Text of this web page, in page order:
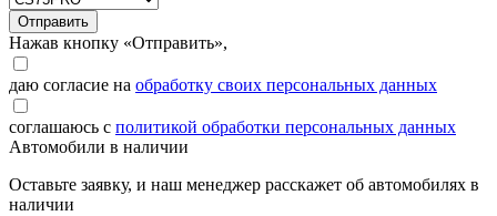
Отправить
Нажав кнопку «Отправить»,
даю согласие на обработку своих персональных данных
соглашаюсь с политикой обработки персональных данных
Автомобили в наличии
Оставьте заявку, и наш менеджер расскажет об автомобилях в
наличии